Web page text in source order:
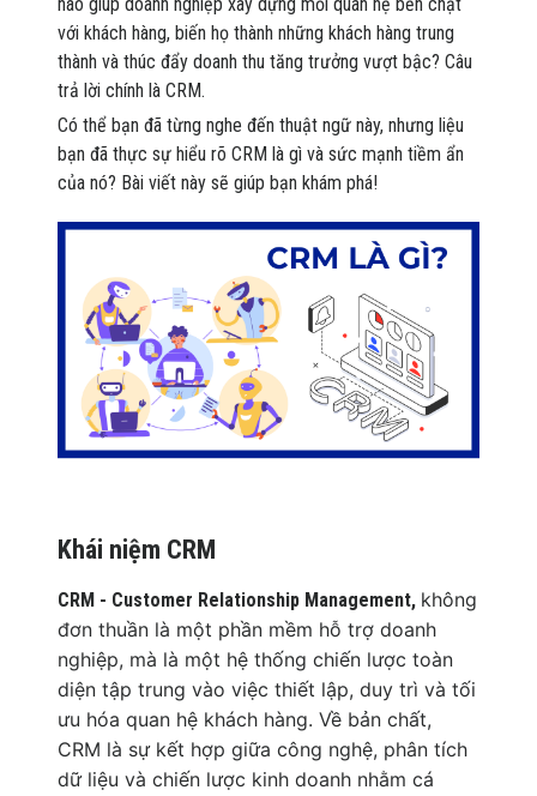
với khách hàng, biến họ thành những khách hàng trung
thành và thúc đẩy doanh thu tăng trưởng vượt bậc? Câu
trả lời chính là CRM.
Có thể bạn đã từng nghe đến thuật ngữ này, nhưng liệu
bạn đã thực sự hiểu rõ CRM là gì và sức mạnh tiềm ẩn
của nó? Bài viết này sẽ giúp bạn khám phá!
Khái niệm CRM
CRM - Customer Relationship Management, không
đơn thuần là một phần mềm hỗ trợ doanh
nghiệp, mà là một hệ thống chiến lược toàn
diện tập trung vào việc thiết lập, duy trì và tối
ưu hóa quan hệ khách hàng. Về bản chất,
CRM là sự kết hợp giữa công nghệ, phân tích
dữ liệu và chiến lược kinh doanh nhằm cá